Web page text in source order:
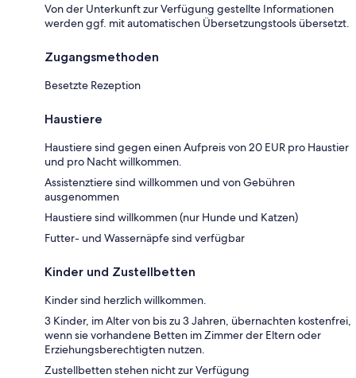
Von der Unterkunft zur Verfügung gestellte Informationen
werden ggf. mit automatischen Übersetzungstools übersetzt.
Zugangsmethoden
Besetzte Rezeption
Haustiere
Haustiere sind gegen einen Aufpreis von 20 EUR pro Haustier
und pro Nacht willkommen.
Assistenztiere sind willkommen und von Gebühren
ausgenommen
Haustiere sind willkommen (nur Hunde und Katzen)
Futter- und Wassernäpfe sind verfügbar
Kinder und Zustellbetten
Kinder sind herzlich willkommen.
3 Kinder, im Alter von bis zu 3 Jahren, übernachten kostenfrei,
wenn sie vorhandene Betten im Zimmer der Eltern oder
Erziehungsberechtigten nutzen.
Zustellbetten stehen nicht zur Verfügung